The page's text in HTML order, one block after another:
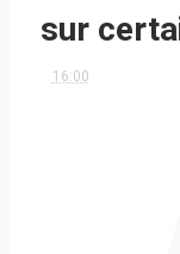
sur
16:00